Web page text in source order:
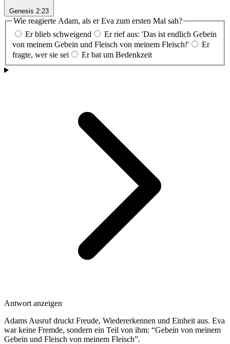
Genesis 2:23
Wie reagierte Adam, als er Eva zum ersten Mal sah?
Er blieb schweigend
Er rief aus: 'Das ist endlich Gebein
von meinem Gebein und Fleisch von meinem Fleisch!'
Er
fragte, wer sie sei
Er bat um Bedenkzeit
Antwort anzeigen
Adams Ausruf druckt Freude, Wiedererkennen und Einheit aus. Eva
war keine Fremde, sondern ein Teil von ihm: “Gebein von meinem
Gebein und Fleisch von meinem Fleisch”.